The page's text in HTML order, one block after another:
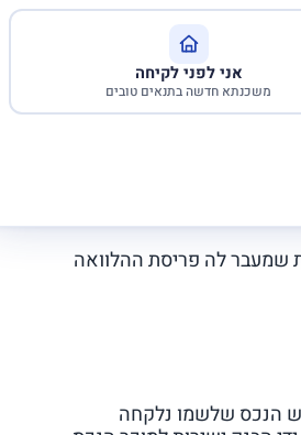
אני לפני לקיחה
משכנתא חדשה בתנאים טובים
שמעבר לה פריסת ההלוואה
הנכס שלשמו נלקחה